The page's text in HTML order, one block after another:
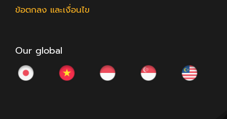
ข้อตกลง และเงื่อนไข
Our global